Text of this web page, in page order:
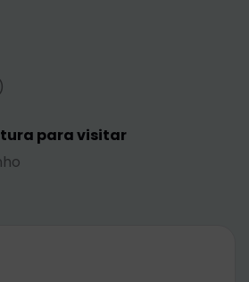
para visitar